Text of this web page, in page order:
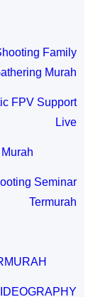
Family
Murah
FPV Support
Live
Seminar
Termurah